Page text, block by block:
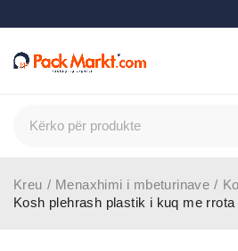
Kreu / Menaxhimi i mbeturinave /
Kosh plehrash plastik i kuq me rrota